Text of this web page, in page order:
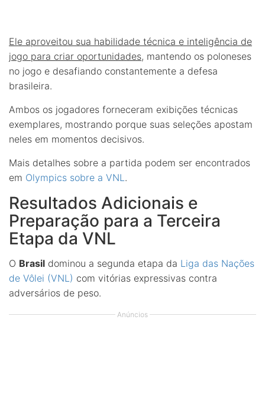
Ele aproveitou sua habilidade técnica e inteligência de
jogo para criar oportunidades, mantendo os poloneses
no jogo e desafiando constantemente a defesa
brasileira.
Ambos os jogadores forneceram exibições técnicas
exemplares, mostrando porque suas seleções apostam
neles em momentos decisivos.
Mais detalhes sobre a partida podem ser encontrados
em Olympics sobre a VNL.
Resultados Adicionais e
Preparação para a Terceira
Etapa da VNL
O Brasil dominou a segunda etapa da Liga das Nações
de Vôlei (VNL) com vitórias expressivas contra
adversários de peso.
Anúncios